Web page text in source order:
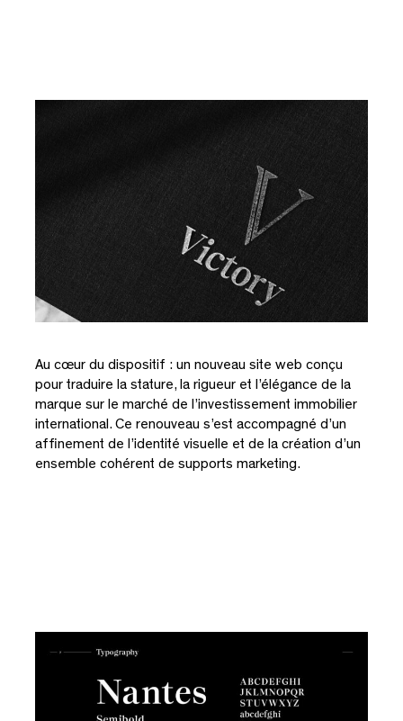
Au cœur du dispositif : un nouveau site web conçu
pour traduire la stature, la rigueur et l’élégance de la
marque sur le marché de l’investissement immobilier
international. Ce renouveau s’est accompagné d’un
affinement de l’identité visuelle et de la création d’un
ensemble cohérent de supports marketing.
Close
notre entreprise. *